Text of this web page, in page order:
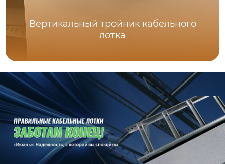
Вертикальный тройник кабельного
лотка